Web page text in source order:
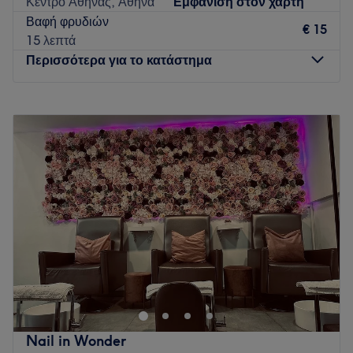
Πατήσια.
Βαφή φρυδιών
15 λεπτά
€ 15
Περισσότερα για το κατάστημα
10:00–20:00
Τετάρτη
10:00–20:00
Πέμπτη
10:00–20:00
Παρασκευή
10:00–20:00
Σάββατο
09:00–17:00
Κυριακή
Κλειστό
Το Con Kate Beauty Workroom στο κέντρο της Αθήνας είναι
ένας ευχάριστος και καλαίθητος χώρος αφιερωμένος στις
γυναίκες που ψάχνουν υπηρεσίες αισθητικής υψηλού
επιπέδου και ποιότητας. Εκεί θα βρεις υπηρεσίες μανικιούρ,
πεντικιούρ, αποτρίχωσης και lash lift που προσφέρουν ένα
διάλειμμα από την καθημερινότητα.
Nail in Wonder